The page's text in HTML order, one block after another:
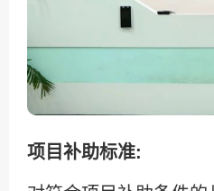
项目补助标准: